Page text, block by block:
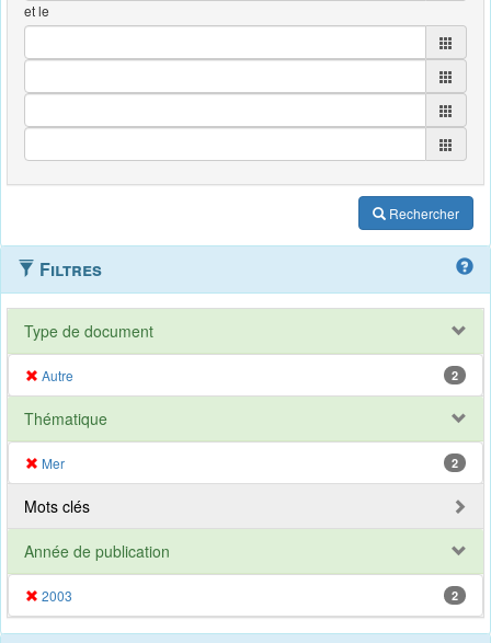
et le
Rechercher
Filtres
Type de document
Autre 2
Thématique
Mer 2
Mots clés
Année de publication
2003 2